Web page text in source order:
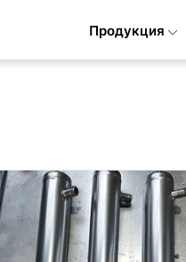
Продукция